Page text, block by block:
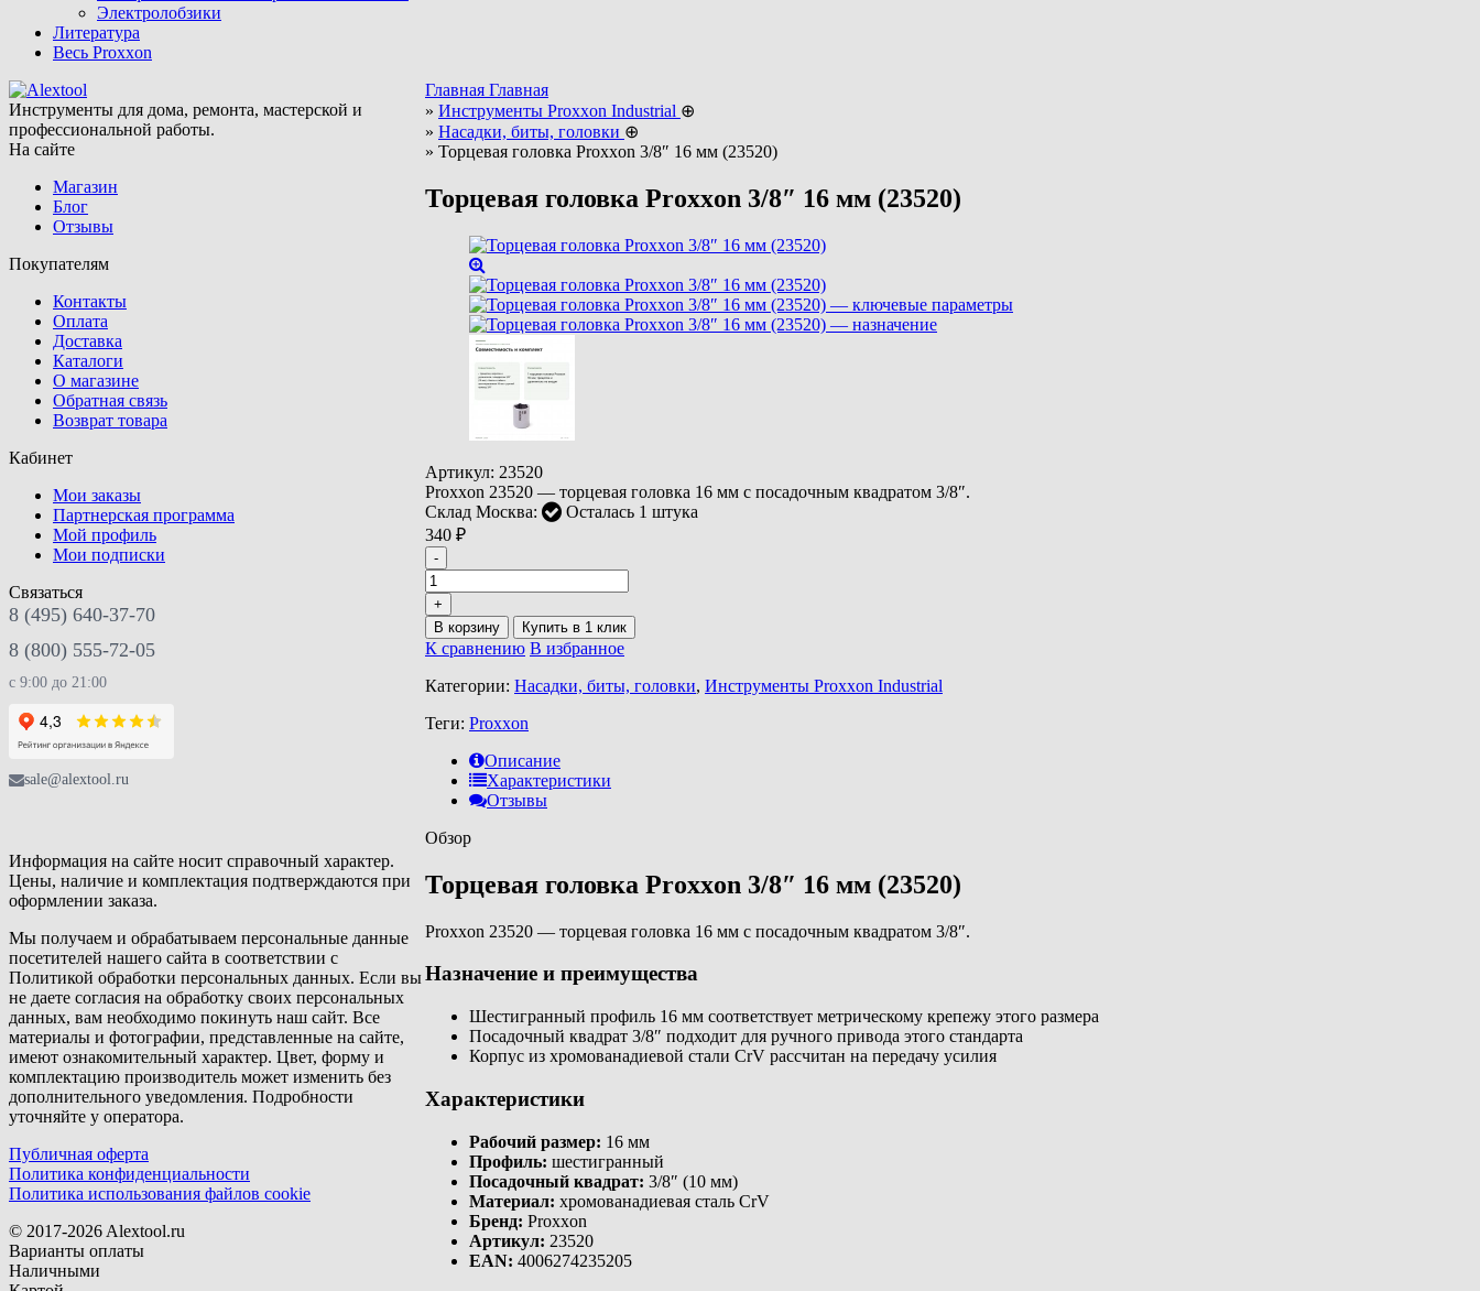
Электролобзики
Литература
Весь Proxxon
Главная Главная
» Инструменты Proxxon Industrial ⊕
» Насадки, биты, головки ⊕
» Торцевая головка Proxxon 3/8″ 16 мм (23520)
Торцевая головка Proxxon 3/8″ 16 мм (23520)
Артикул: 23520
Proxxon 23520 — торцевая головка 16 мм с посадочным квадратом 3/8″.
Склад Москва:
Осталась 1 штука
340 ₽
-
+
В корзину
К сравнению В избранное
Категории: Насадки, биты, головки, Инструменты Proxxon Industrial
Теги: Proxxon
Описание
Характеристики
Отзывы
Обзор
Торцевая головка Proxxon 3/8″ 16 мм (23520)
Proxxon 23520 — торцевая головка 16 мм с посадочным квадратом 3/8″.
Назначение и преимущества
Шестигранный профиль 16 мм соответствует метрическому крепежу этого размера
Посадочный квадрат 3/8″ подходит для ручного привода этого стандарта
Корпус из хромованадиевой стали CrV рассчитан на передачу усилия
Характеристики
Рабочий размер: 16 мм
Профиль: шестигранный
Посадочный квадрат: 3/8″ (10 мм)
Материал: хромованадиевая сталь CrV
Бренд: Proxxon
Артикул: 23520
EAN: 4006274235205
Инструменты для дома, ремонта, мастерской и
профессиональной работы.
На сайте
Магазин
Блог
Отзывы
Покупателям
Контакты
Оплата
Доставка
Каталоги
О магазине
Обратная связь
Возврат товара
Кабинет
Мои заказы
Партнерская программа
Мой профиль
Мои подписки
Связаться
8 (495) 640-37-70
8 (800) 555-72-05
с 9:00 до 21:00
sale@alextool.ru
Информация на сайте носит справочный характер.
Цены, наличие и комплектация подтверждаются при
оформлении заказа.
Мы получаем и обрабатываем персональные данные
посетителей нашего сайта в соответствии с
Политикой обработки персональных данных. Если вы
не даете согласия на обработку своих персональных
данных, вам необходимо покинуть наш сайт. Все
материалы и фотографии, представленные на сайте,
имеют ознакомительный характер. Цвет, форму и
комплектацию производитель может изменить без
дополнительного уведомления. Подробности
уточняйте у оператора.
Публичная оферта
Политика конфиденциальности
Политика использования файлов cookie
© 2017-2026 Alextool.ru
Варианты оплаты
Наличными